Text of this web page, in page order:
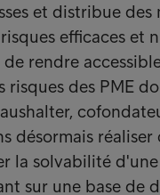
et distribue des
efficaces et
rendre
des PME
désormais
la solvabilité
sur une base de